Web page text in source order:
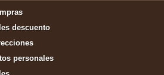
descuento
personales